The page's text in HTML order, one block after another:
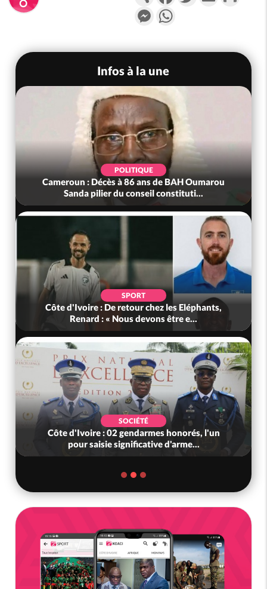
Messenger
Infos à la une
POLITIQUE
Cameroun : Décès à 86 ans de BAH Oumarou
Sanda pilier du conseil constituti...
SPORT
Côte d'Ivoire : De retour chez les Eléphants,
Renard : « Nous devons être e...
SOCIÉTÉ
Côte d'Ivoire : 02 gendarmes honorés, l'un
pour saisie significative d'arme...